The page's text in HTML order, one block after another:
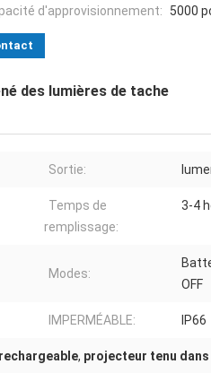
d'approvisionnement:
5000
des lumières de tache
Sortie:
Temps de
remplissage:
3-4
Modes:
OFF
IMPERMÉABLE: IP66
, projecteur tenu dans